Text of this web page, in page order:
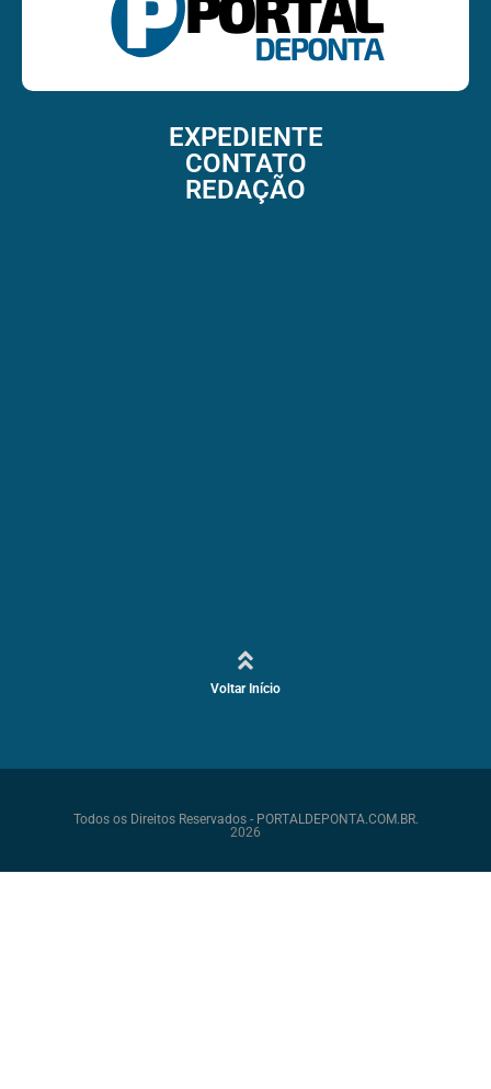
EXPEDIENTE
CONTATO
REDAÇÃO
Voltar Início
Todos os Direitos Reservados - PORTALDEPONTA.COM.BR.
2026